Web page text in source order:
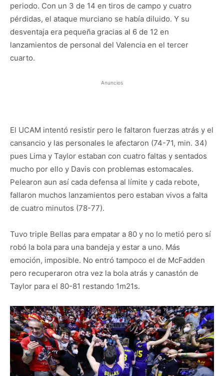
periodo. Con un 3 de 14 en tiros de campo y cuatro
pérdidas, el ataque murciano se había diluido. Y su
desventaja era pequeña gracias al 6 de 12 en
lanzamientos de personal del Valencia en el tercer
cuarto.
Anuncios
El UCAM intentó resistir pero le faltaron fuerzas atrás y el
cansancio y las personales le afectaron (74-71, min. 34)
pues Lima y Taylor estaban con cuatro faltas y sentados
mucho por ello y Davis con problemas estomacales.
Pelearon aun así cada defensa al límite y cada rebote,
fallaron muchos lanzamientos pero estaban vivos a falta
de cuatro minutos (78-77).
Tuvo triple Bellas para empatar a 80 y no lo metió pero sí
robó la bola para una bandeja y estar a uno. Más
emoción, imposible. No entró tampoco el de McFadden
pero recuperaron otra vez la bola atrás y canastón de
Taylor para el 80-81 restando 1m21s.